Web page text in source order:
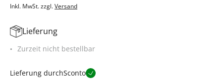
Inkl. MwSt. zzgl.Versand
Lieferung
Zurzeit nicht bestellbar
Lieferung durchSconto